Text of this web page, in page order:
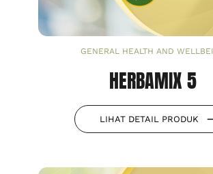
GENERAL HEALTH AND
HERBAMIX 5
LIHAT DETAIL PRODUK